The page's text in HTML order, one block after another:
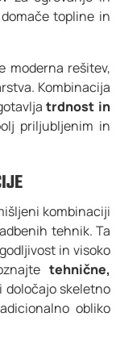
topline in
moderna rešitev,
Kombinacija
trdnost in
priljubljenim in
kombinaciji
tehnik. Ta
in visoko
tehnične,
določajo skeletno
obliko